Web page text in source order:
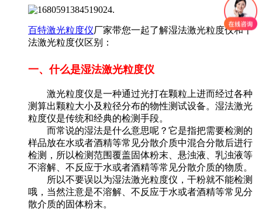
百特激光粒度仪厂家带您一起了解湿法激光粒度仪和干
法激光粒度仪区别：
一、什么是湿法激光粒度仪
激光粒度仪是一种通过光打在颗粒上进而经过各种
测算出颗粒大小及粒径分布的物性测试设备。湿法激光
粒度仪是传统和经典的检测手段。
而常说的湿法是什么意思呢？它是指把需要检测的
样品放在水或者酒精等常见分散介质中混合分散后进行
检测，所以检测范围覆盖固体粉末、悬浊液、乳浊液等
不溶解、不反应于水或者酒精等常见分散介质的物质。
所以不要误以为湿法激光粒度仪，干粉就不能检测
哦，当然注意是不溶解、不反应于水或者酒精等常见分
散介质的固体粉末。